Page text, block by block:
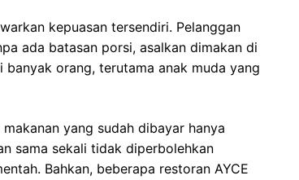
kepuasan tersendiri. Pelanggan
ada batasan porsi, asalkan dimakan di
orang, terutama anak muda yang
yang sudah dibayar hanya
sama sekali tidak diperbolehkan
Bahkan, beberapa restoran AYCE